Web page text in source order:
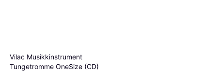
Vilac Musikkinstrument
Tungetromme OneSize (CD)